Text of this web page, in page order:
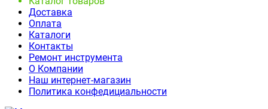
Доставка
Оплата
Каталоги
Контакты
Ремонт инструмента
О Компании
Наш интернет-магазин
Политика конфедициальности